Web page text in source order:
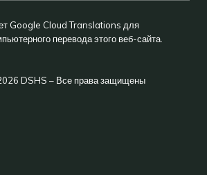
Google Cloud Translations для
перевода этого веб-сайта.
DSHS – Все права защищены